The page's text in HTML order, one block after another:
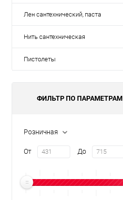
Лен сантехнический, паста
Нить сантехническая
Пистолеты
ФИЛЬТР ПО ПАРАМЕТРАМ
Розничная
От До